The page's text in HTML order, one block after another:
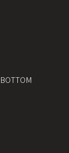
BOTTOM